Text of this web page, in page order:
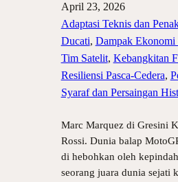
April 23, 2026
Adaptasi Teknis dan
Ducati, Dampak Ekonomi
Tim Satelit, Kebangkitan
Resiliensi Pasca-Cedera,
Syaraf dan Persaingan
Marc Marquez di Gresini
Rossi. Dunia balap
di hebohkan oleh
seorang juara dunia sejati